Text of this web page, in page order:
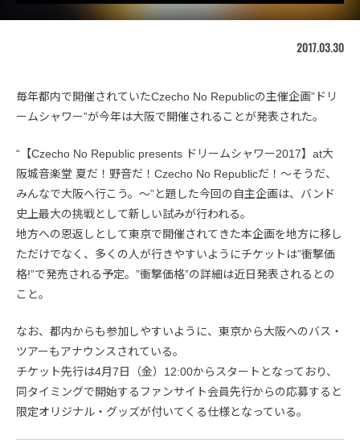
2017.03.30
毎年都内で開催されていたCzecho No Republicの主催企画”ドリ
ームシャワー”が今年は大阪で開催されることが発表された。
“【Czecho No Republic presents ドリームシャワー2017】at大
阪城音楽堂 夏だ！野音だ！Czecho No Republicだ！～そうだ、
みんなで大阪へ行こう。～”と題した今回の自主企画は、バンド
史上最大の挑戦として新しい試みが行われる。
地方への恩返しとして東京で開催されてきた本企画を地方に移し
ただけでなく、多くの人が行きやすいようにチケットは”衝撃価
格!”で発売される予定。”衝撃価格”の詳細は近日発表されるとの
こと。
なお、都内からも参加しやすいように、東京から大阪へのバス・
ツアーもアナウンスされている。
チケット先行は4月7日（金）12:00からスタートとなっており、
同タイミングで開始するファンサイト会員先行からの応募すると
限定オリジナル・グッズが付いてくる仕様となっている。